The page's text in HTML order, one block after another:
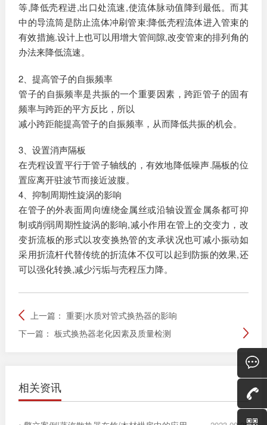
等,降低壳程进,出口处流速,使流体脉动值降到最低。而其
中的导流筒是防止流体冲刷管束:降低壳程流体进入管束的
有效措施.设计上也可以用增大管间隙,改变管束的排列角的
办法来降低流速。
2、提高管子的自振频率
管子的自振频率是共振的一个重要因素，跨距管子的固有
频率与跨距的平方反比，所以
减小跨距能提高管子的自振频率，从而降低共振的机会。
3、设置消声隔板
在壳程设置平行于管子轴线的，有效地降低噪声.隔板的位
置应离开驻波节而接近波腹。
4、抑制周期性旋涡的影响
在管子的外表面周向缠绕金属丝或沿轴设置金属条都可抑
制或削弱周期性旋涡的影响,减小作用在管上的交变力，改
变折流板的形式以攻变换热管的支承状况也可减小振动如
采用折流杆代替传统的折流体不仅可以起到防振的效果,还
可以强化转换,减少污垢与壳程压力降。
上一篇： 重要|水质对管式换热器的影响
下一篇： 板式换热器老化因素及质量检测
相关资讯